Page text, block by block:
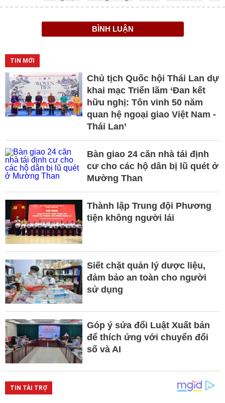
BÌNH LUẬN
TIN MỚI
Chủ tịch Quốc hội Thái Lan dự
khai mạc Triển lãm ‘Đan kết
hữu nghị: Tôn vinh 50 năm
quan hệ ngoại giao Việt Nam -
Thái Lan’
Bàn giao 24 căn nhà tái định
cư cho các hộ dân bị lũ quét ở
Mường Than
Thành lập Trung đội Phương
tiện không người lái
Siết chặt quản lý dược liệu,
đảm bảo an toàn cho người
sử dụng
Góp ý sửa đổi Luật Xuất bản
để thích ứng với chuyển đổi
số và AI